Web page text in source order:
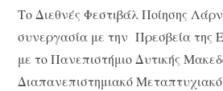
Το Διεθνές Φεστιβάλ Ποίησης
συνεργασία με την Πρεσβεία της
με το Πανεπιστήμιο Δυτικής
Διαπανεπιστημιακό